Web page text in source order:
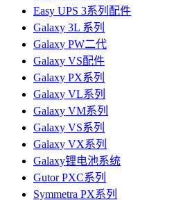
Easy UPS 3系列配件
Galaxy 3L 系列
Galaxy PW二代
Galaxy VS配件
Galaxy PX系列
Galaxy VL系列
Galaxy VM系列
Galaxy VS系列
Galaxy VX系列
Galaxy锂电池系统
Gutor PXC系列
Symmetra PX系列